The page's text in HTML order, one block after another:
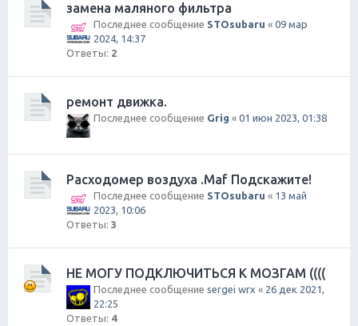
замена маляного фильтра
Последнее сообщение STOsubaru « 09 мар
2024, 14:37
Ответы: 2
ремонт движка.
Последнее сообщение Grig « 01 июн 2023, 01:38
Расходомер воздуха .Maf Подскажите!
Последнее сообщение STOsubaru « 13 май
2023, 10:06
Ответы: 3
НЕ МОГУ ПОДКЛЮЧИТЬСЯ К МОЗГАМ ((((
Последнее сообщение sergei wrx « 26 дек 2021,
22:25
Ответы: 4